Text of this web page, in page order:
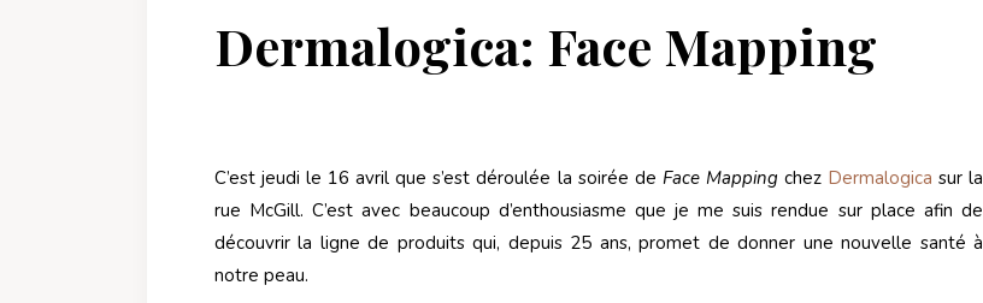
Dermalogica: Face Mapping
C’est jeudi le 16 avril que s’est déroulée la soirée de Face Mapping chez Dermalogica sur la
rue McGill. C’est avec beaucoup d’enthousiasme que je me suis rendue sur place afin de
découvrir la ligne de produits qui, depuis 25 ans, promet de donner une nouvelle santé à
notre peau.